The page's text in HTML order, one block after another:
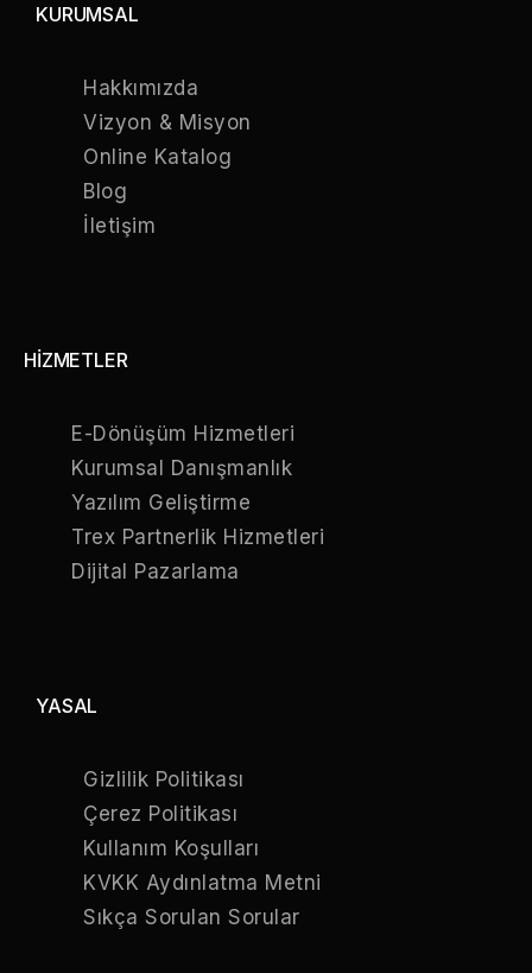
KURUMSAL
Hakkımızda
Vizyon & Misyon
Online Katalog
Blog
İletişim
HİZMETLER
E-Dönüşüm Hizmetleri
Kurumsal Danışmanlık
Yazılım Geliştirme
Trex Partnerlik Hizmetleri
Dijital Pazarlama
YASAL
Gizlilik Politikası
Çerez Politikası
Kullanım Koşulları
KVKK Aydınlatma Metni
Sıkça Sorulan Sorular